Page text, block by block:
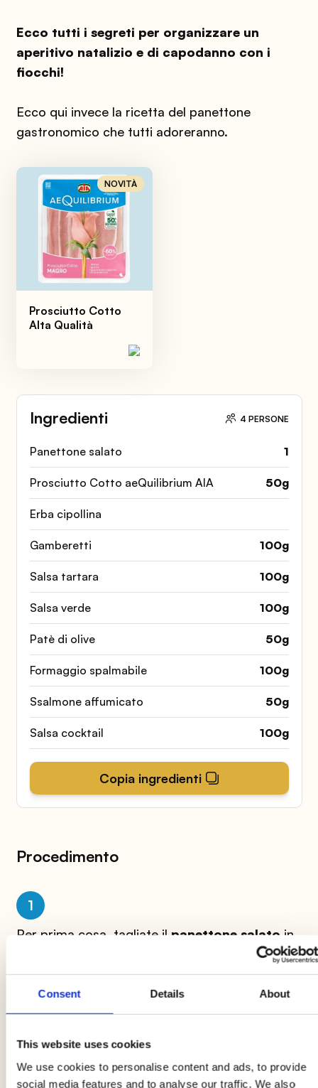
Consent Details About
This website uses cookies
We use cookies to personalise content and ads, to provide
social media features and to analyse our traffic. We also
Ingredienti 4 PERSONE
Panettone salato 1
Prosciutto Cotto aeQuilibrium AIA 50g
Erba cipollina
Gamberetti 100g
Salsa tartara 100g
Salsa verde 100g
Patè di olive 50g
Formaggio spalmabile 100g
Ssalmone affumicato 50g
Salsa cocktail 100g
Copia ingredienti
Ecco tutti i segreti per organizzare un
aperitivo natalizio e di capodanno con i
fiocchi!
Ecco qui invece la ricetta del panettone
gastronomico che tutti adoreranno.
NOVITÀ
Prosciutto Cotto
Alta Qualità
Procedimento
1
Per prima cosa, tagliate il panettone salato in
strati orizzontali e iniziate a farcirlo partendo
dalla base. Sulla prima fetta, spalmate uno
strato disalsa tartara(ecco la ricetta per la
salsa fatta in casa) e aggiungete ilProsciutto
2